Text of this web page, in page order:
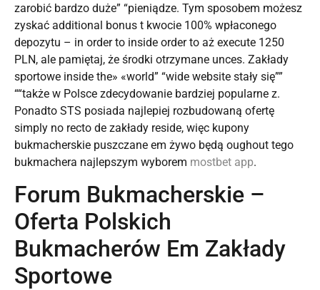
zarobić bardzo duże” “pieniądze. Tym sposobem możesz
zyskać additional bonus t kwocie 100% wpłaconego
depozytu – in order to inside order to aż execute 1250
PLN, ale pamiętaj, że środki otrzymane unces. Zakłady
sportowe inside the» «world” “wide website stały się””
““także w Polsce zdecydowanie bardziej popularne z.
Ponadto STS posiada najlepiej rozbudowaną ofertę
simply no recto de zakłady reside, więc kupony
bukmacherskie puszczane em żywo będą oughout tego
bukmachera najlepszym wyborem mostbet app.
Forum Bukmacherskie –
Oferta Polskich
Bukmacherów Em Zakłady
Sportowe